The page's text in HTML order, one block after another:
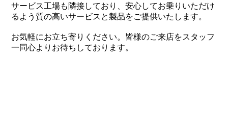
サービス工場も隣接しており、安心してお乗りいただけ
るよう質の高いサービスと製品をご提供いたします。
お気軽にお立ち寄りください。皆様のご来店をスタッフ
一同心よりお待ちしております。